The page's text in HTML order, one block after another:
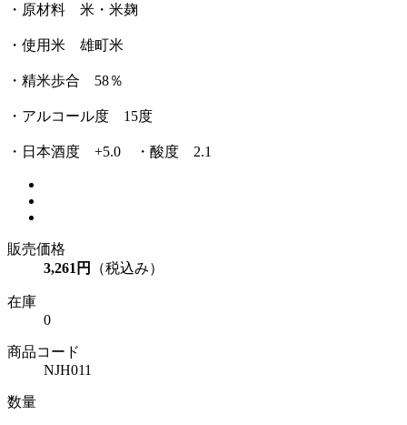
・原材料 米・米麹
・使用米 雄町米
・精米歩合 58％
・アルコール度 15度
・日本酒度 +5.0 ・酸度 2.1
販売価格
3,261円
（税込み）
在庫
0
商品コード
NJH011
数量